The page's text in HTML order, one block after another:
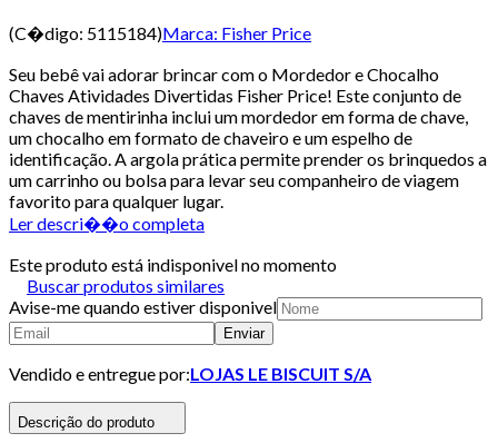
(C�digo: 5115184)Marca: Fisher Price
Seu bebê vai adorar brincar com o Mordedor e Chocalho
Chaves Atividades Divertidas Fisher Price! Este conjunto de
chaves de mentirinha inclui um mordedor em forma de chave,
um chocalho em formato de chaveiro e um espelho de
identificação. A argola prática permite prender os brinquedos a
um carrinho ou bolsa para levar seu companheiro de viagem
favorito para qualquer lugar.
Ler descri��o completa
Este produto está indisponivel no momento
Buscar produtos similares
Avise-me quando estiver disponivel
Enviar
Vendido e entregue por:LOJAS LE BISCUIT S/A
Descrição do produto